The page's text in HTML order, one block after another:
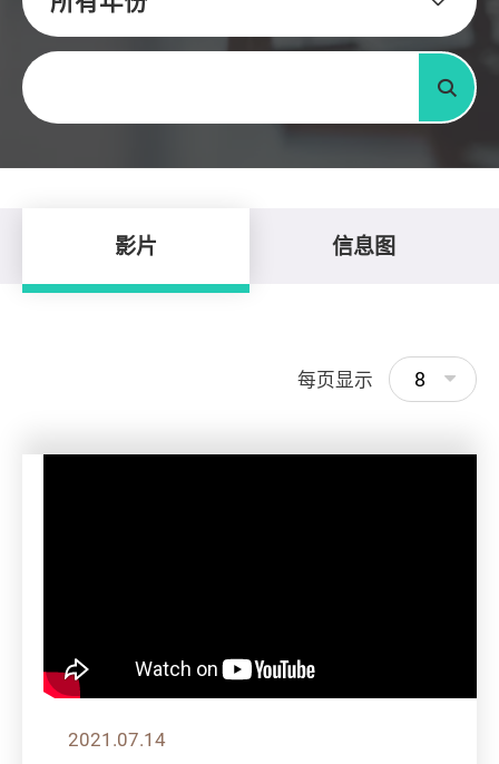
关键字
搜寻
影片 信息图
每页显示 8
2021.07.14